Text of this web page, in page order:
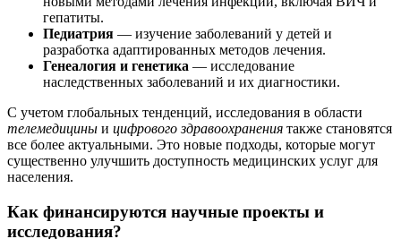
гепатиты.
Педиатрия — изучение заболеваний у детей и
разработка адаптированных методов лечения.
Генеалогия и генетика — исследование
наследственных заболеваний и их диагностики.
С учетом глобальных тенденций, исследования в области
телемедицины и цифрового здравоохранения также становятся
все более актуальными. Это новые подходы, которые могут
существенно улучшить доступность медицинских услуг для
населения.
Как финансируются научные проекты и
исследования?